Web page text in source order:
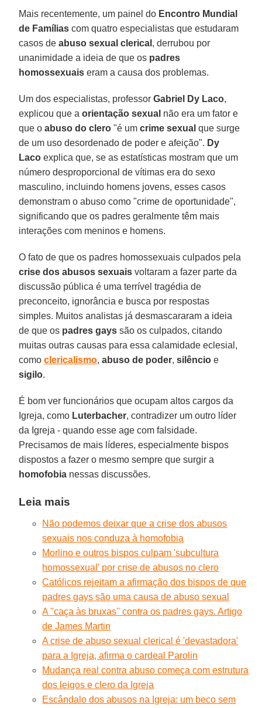
Mais recentemente, um painel do Encontro Mundial
de Famílias com quatro especialistas que estudaram
casos deabuso sexual clerical , derrubou por
unanimidade a ideia de que os padres
homossexuais eram a causa dos problemas.
Um dos especialistas, professorGabriel Dy Laco,
explicou que aorientação sexual não era um fator e
que oabuso do clero "é umcrime sexual que surge
de um uso desordenado de poder e afeição". Dy
Laco explica que, se as estatísticas mostram que um
número desproporcional de vítimas era do sexo
masculino, incluindo homens jovens, esses casos
demonstram o abuso como "crime de oportunidade",
significando que os padres geralmente têm mais
interações com meninos e homens.
O fato de que os padres homossexuais culpados pela
crise dos abusos sexuais voltaram a fazer parte da
discussão pública é uma terrível tragédia de
preconceito, ignorância e busca por respostas
simples. Muitos analistas já desmascararam a ideia
de que os padres gays são os culpados, citando
muitas outras causas para essa calamidade eclesial,
comoclericalismo,abuso de poder,silêncio e
sigilo.
É bom ver funcionários que ocupam altos cargos da
Igreja, como Luterbacher, contradizer um outro líder
da Igreja - quando esse age com falsidade.
Precisamos de mais líderes, especialmente bispos
dispostos a fazer o mesmo sempre que surgir a
homofobia nessas discussões.
Leia mais
Não podemos deixar que a crise dos abusos
sexuais nos conduza à homofobia
Morlino e outros bispos culpam 'subcultura
homossexual' por crise de abusos no clero
Católicos rejeitam a afirmação dos bispos de que
padres gays são uma causa de abuso sexual
A ''caça às bruxas'' contra os padres gays. Artigo
de James Martin
A crise de abuso sexual clerical é 'devastadora'
para a Igreja, afirma o cardeal Parolin
Mudança real contra abuso começa com estrutura
dos leigos e clero da Igreja
Escândalo dos abusos na Igreja: um beco sem